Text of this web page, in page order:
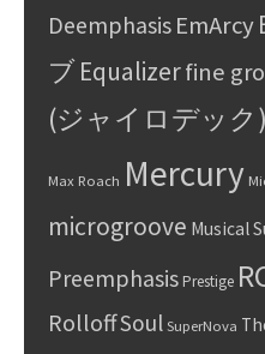
Deemphasis EmArcy
ブEqualizerfine
(ジャイロデック)
Max Roach Mercury
microgroove Musical
PreemphasisPrestige
RolloffSoul SuperNova